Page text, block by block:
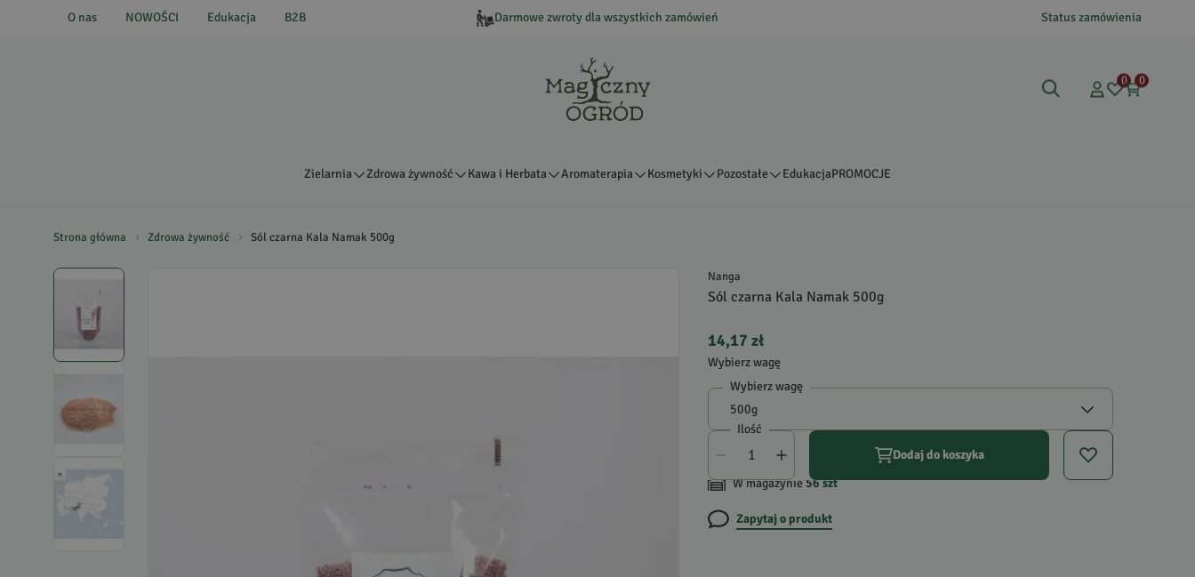
O nas NOWOŚCI Edukacja B2B Darmowe zwroty dla wszystkich zamówień Status zamówienia
0 0
Zielarnia Zdrowa żywność Kawa i Herbata Aromaterapia Kosmetyki Pozostałe EdukacjaPROMOCJE
Strona główna Zdrowa żywność Sól czarna Kala Namak 500g
Nanga
Sól czarna Kala Namak 500g
14,17 zł
Wybierz wagę
Wybierz wagę
Ilość
Dodaj do koszyka
W magazynie 56szt
Zapytaj o produkt